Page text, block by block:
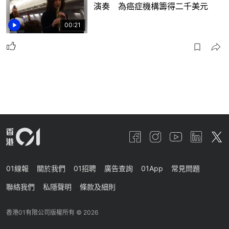
00:21
演奏 為癌症機構籌得二千美元
01線報 關於我們 01招聘 廣告查詢 01App 常見問題
聯絡我們 私隱聲明 條款及細則
香港01有限公司版權所有 © 2026